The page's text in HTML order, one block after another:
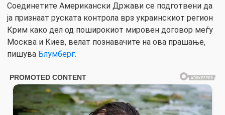
Соединетите Американски Држави се подготвени да
ја признаат руската контрола врз украинскиот регион
Крим како дел од поширокиот мировен договор меѓу
Москва и Киев, велат познавачите на ова прашање,
пишува Блумберг.